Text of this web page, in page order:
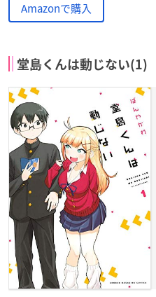
Amazonで購入
堂島くんは動じない(1)